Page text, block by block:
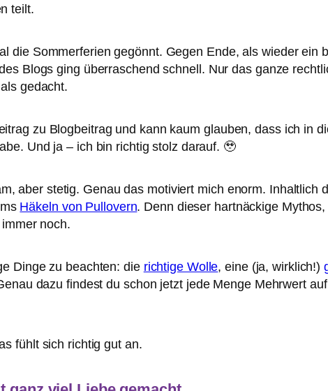
teilt.
die Sommerferien gegönnt. Gegen Ende, als wieder ein
Blogs ging überraschend schnell. Nur das ganze
gedacht.
zu Blogbeitrag und kann kaum glauben, dass ich in
Und ja – ich bin richtig stolz darauf. 🥹
aber stetig. Genau das motiviert mich enorm. Inhaltlich
Häkeln von Pullovern. Denn dieser hartnäckige
noch.
Dinge zu beachten: die richtige Wolle, eine (ja, wirklich!)
dazu findest du schon jetzt jede Menge Mehrwert
fühlt sich richtig gut an.